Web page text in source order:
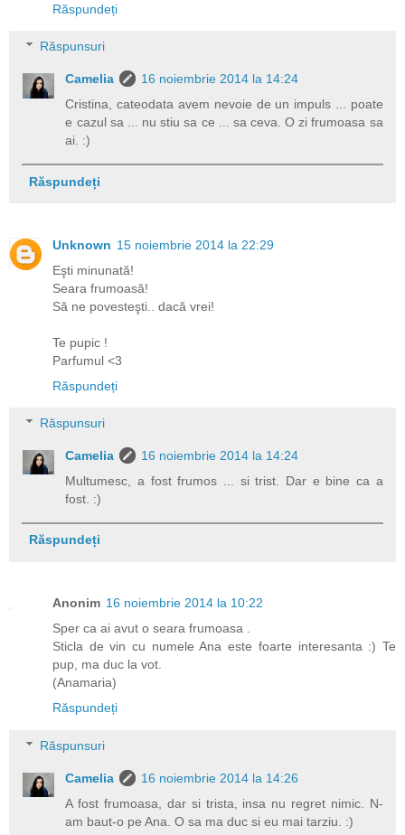
Răspundeți
Răspunsuri
Camelia
16 noiembrie 2014 la 14:24
Cristina, cateodata avem nevoie de un impuls ... poate
e cazul sa ... nu stiu sa ce ... sa ceva. O zi frumoasa sa
ai. :)
Răspundeți
Unknown 15 noiembrie 2014 la 22:29
Eşti minunată!
Seara frumoasă!
Să ne povesteşti.. dacă vrei!
Te pupic !
Parfumul <3
Răspundeți
Răspunsuri
Camelia
16 noiembrie 2014 la 14:24
Multumesc, a fost frumos ... si trist. Dar e bine ca a
fost. :)
Răspundeți
Anonim 16 noiembrie 2014 la 10:22
Sper ca ai avut o seara frumoasa .
Sticla de vin cu numele Ana este foarte interesanta :) Te
pup, ma duc la vot.
(Anamaria)
Răspundeți
Răspunsuri
Camelia
16 noiembrie 2014 la 14:26
A fost frumoasa, dar si trista, insa nu regret nimic. N-
am baut-o pe Ana. O sa ma duc si eu mai tarziu. :)